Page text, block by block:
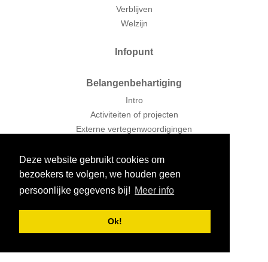
Deze website gebruikt cookies om
bezoekers te volgen, we houden geen
persoonlijke gegevens bij! Meer info
Ok!
Verblijven
Welzijn
Infopunt
Belangenbehartiging
Intro
Activiteiten of projecten
Externe vertegenwoordigingen
Projecten
Brussel Briljant
LETSen
Schrijfatelier